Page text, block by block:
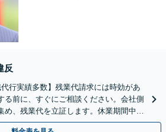
反
代行実績多数】残業代請求には時効があ
る前に、すぐにご相談ください。会社側
め、残業代を立証します。休業期間中の
や弁護士直通電話あり】